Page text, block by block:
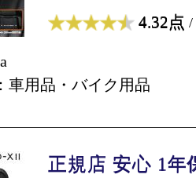
4.32点 /
車用品・バイク用品
正規店 安心 1年